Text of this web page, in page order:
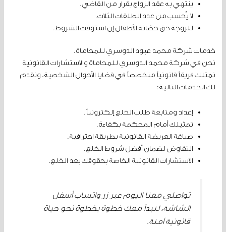
ينتهي به عقد الزواج بقرار من القاضي.
لا يُحسب من عدد الطلقات الثلاث.
للزوجة حق حضانة الأطفال إن استوفت الشروط.
خدمات شركة محمد عبود الدوسري للمحاماة.
نحن في شركة محمد الدوسري للمحاماة والاستشارات القانونية
نمتلك فريقاً قانونياً متخصصاً في قضايا الأحوال الشخصية، ونقدم
لك الخدمات التالية:
إعداد ومتابعة طلب الخلع إلكترونياً.
تمثيلك أمام المحكمة بكفاءة.
صياغة العريضة القانونية بطريقة احترافية.
التفاوض لضمان أفضل شروط الخلع.
الاستشارات القانونية الخاصة بحقوقك بعد الخلع.
تواصلي معنا اليوم عبر زر واتساب أسفل
الشاشة، لنبدأ معك خطوة بخطوة نحو حياة
قانونية آمنة.